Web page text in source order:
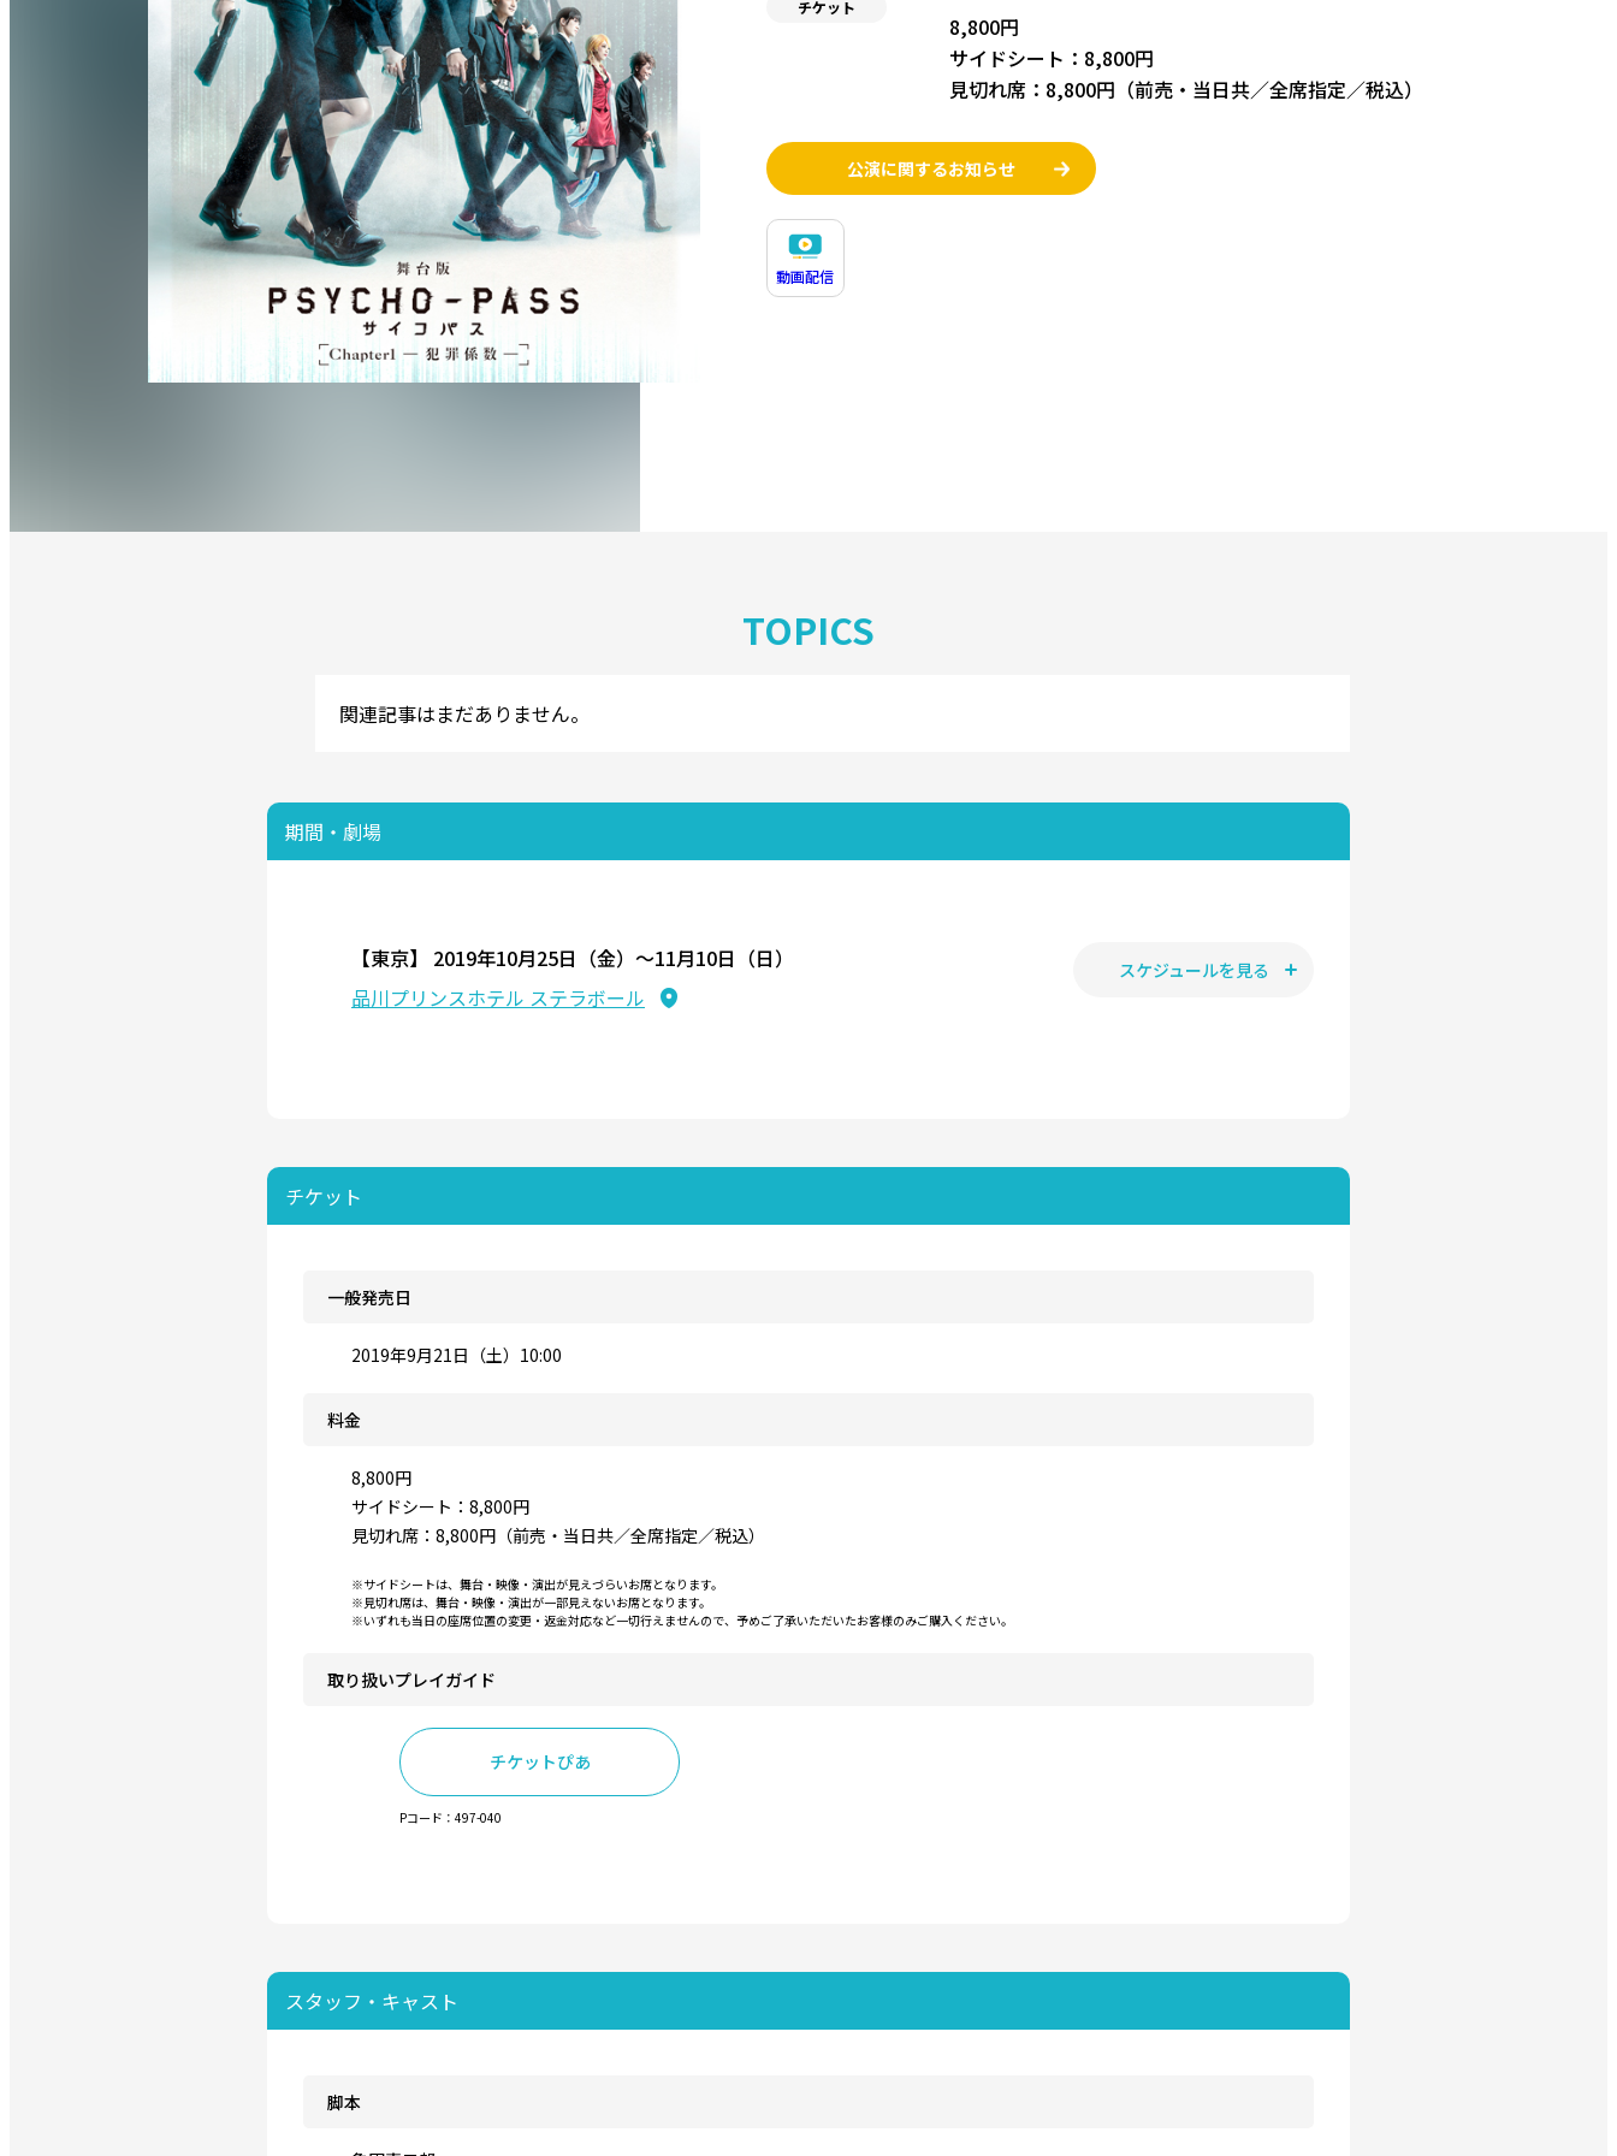
チケット
8,800円
サイドシート：8,800円
見切れ席：8,800円（前売・当日共／全席指定／税込）
公演に関するお知らせ
動画配信
TOPICS
関連記事はまだありません。
期間・劇場
【東京】
2019年10月25日（金）〜11月10日（日）
品川プリンスホテル ステラボール
スケジュールを見る
チケット
一般発売日
2019年9月21日（土）10:00
料金
8,800円
サイドシート：8,800円
見切れ席：8,800円（前売・当日共／全席指定／税込）
※サイドシートは、舞台・映像・演出が見えづらいお席となります。
※見切れ席は、舞台・映像・演出が一部見えないお席となります。
※いずれも当日の座席位置の変更・返金対応など一切行えませんので、予めご了承いただいたお客様のみご購入ください。
取り扱いプレイガイド
チケットぴあ
Pコード：497-040
スタッフ・キャスト
脚本